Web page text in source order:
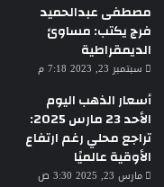
مصطفى عبدالحميد
فرج يكتب: مساوئ
الديمقراطية
سبتمبر 23, 2023 7:18 م
أسعار الذهب اليوم
الأحد 23 مارس 2025:
تراجع محلي رغم ارتفاع
الأوقية عالميًا
مارس 23, 2025 3:30 ص